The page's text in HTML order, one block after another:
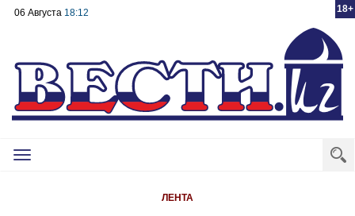
18+
06 Августа 18:12
Toggle
ЛЕНТА